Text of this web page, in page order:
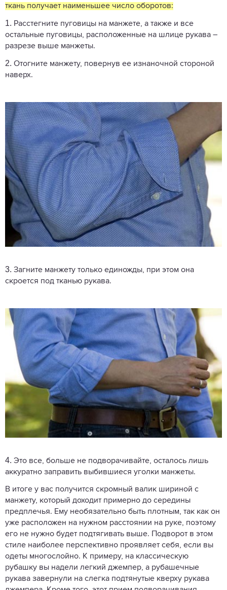
ткань получает наименьшее число оборотов:
1. Расстегните пуговицы на манжете, а также и все
остальные пуговицы, расположенные на шлице рукава –
разрезе выше манжеты.
2. Отогните манжету, повернув ее изнаночной стороной
наверх.
3. Загните манжету только единожды, при этом она
скроется под тканью рукава.
4. Это все, больше не подворачивайте, осталось лишь
аккуратно заправить выбившиеся уголки манжеты.
В итоге у вас получится скромный валик шириной с
манжету, который доходит примерно до середины
предплечья. Ему необязательно быть плотным, так как он
уже расположен на нужном расстоянии на руке, поэтому
его не нужно будет подтягивать выше. Подворот в этом
стиле наиболее перспективно проявляет себя, если вы
одеты многослойно. К примеру, на классическую
рубашку вы надели легкий джемпер, а рубашечные
рукава завернули на слегка подтянутые кверху рукава